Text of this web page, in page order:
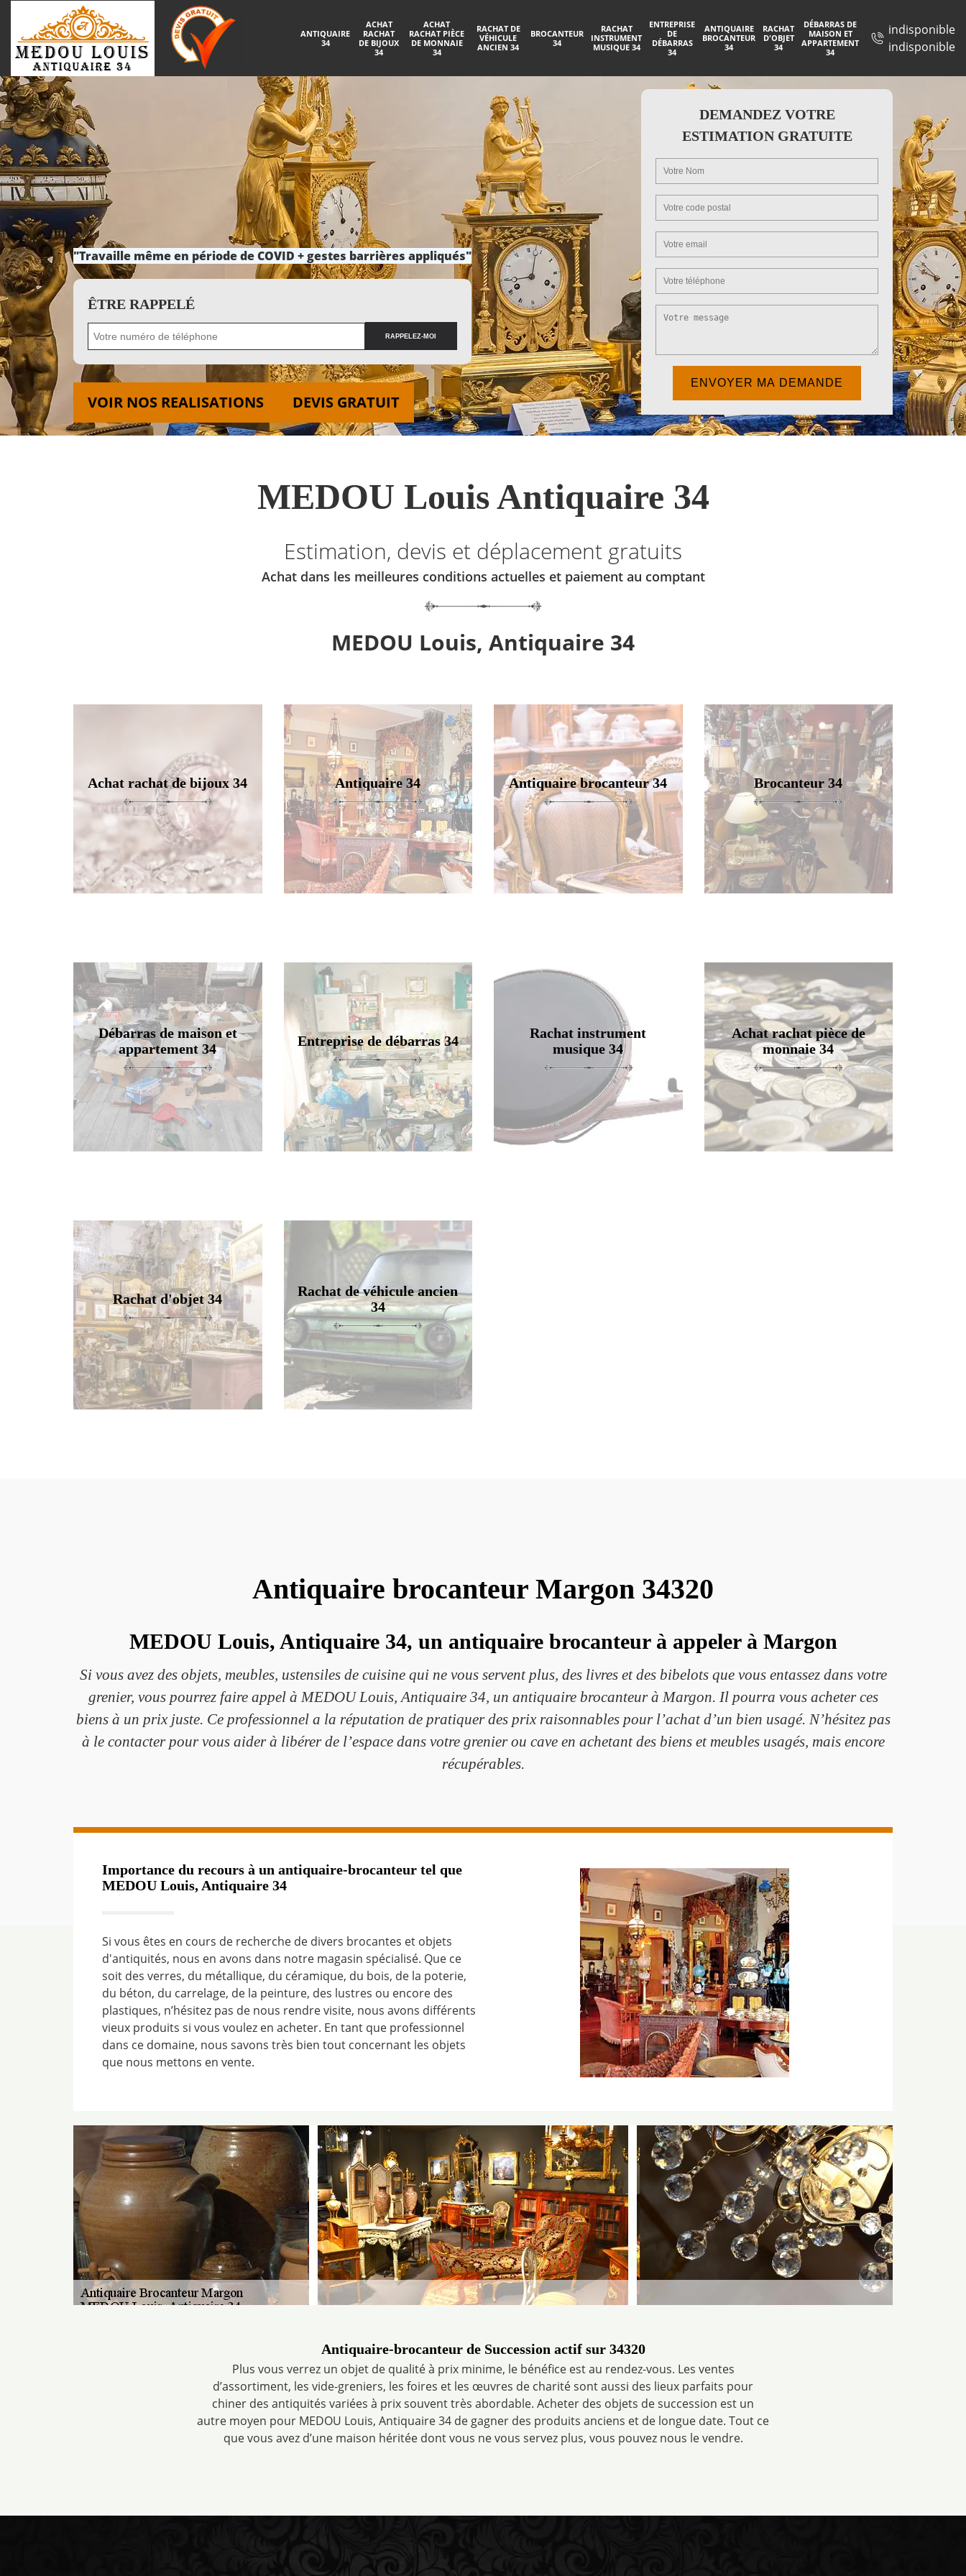
ANTIQUAIRE
34
ACHAT
RACHAT
DE BIJOUX
34
ACHAT
RACHAT PIÈCE
DE MONNAIE
34
RACHAT DE
VÉHICULE
ANCIEN 34
BROCANTEUR
34
RACHAT
INSTRUMENT
MUSIQUE 34
ENTREPRISE
DE
DÉBARRAS
34
ANTIQUAIRE
BROCANTEUR
34
RACHAT
D'OBJET
34
DÉBARRAS DE
MAISON ET
APPARTEMENT
34
indisponible
indisponible
"Travaille même en période de COVID + gestes barrières appliqués"
ÊTRE RAPPELÉ
VOIR NOS REALISATIONS DEVIS GRATUIT
DEMANDEZ VOTRE
ESTIMATION GRATUITE
MEDOU Louis Antiquaire 34
Estimation, devis et déplacement gratuits
Achat dans les meilleures conditions actuelles et paiement au comptant
MEDOU Louis, Antiquaire 34
Achat rachat de bijoux 34 Antiquaire 34 Antiquaire brocanteur 34 Brocanteur 34
Débarras de maison et
appartement 34
Entreprise de débarras 34
Rachat instrument
musique 34
Achat rachat pièce de
monnaie 34
Rachat d'objet 34
Rachat de véhicule ancien
34
Antiquaire brocanteur Margon 34320
MEDOU Louis, Antiquaire 34, un antiquaire brocanteur à appeler à Margon
Si vous avez des objets, meubles, ustensiles de cuisine qui ne vous servent plus, des livres et des bibelots que vous entassez dans votre
grenier, vous pourrez faire appel à MEDOU Louis, Antiquaire 34, un antiquaire brocanteur à Margon. Il pourra vous acheter ces
biens à un prix juste. Ce professionnel a la réputation de pratiquer des prix raisonnables pour l’achat d’un bien usagé. N’hésitez pas
à le contacter pour vous aider à libérer de l’espace dans votre grenier ou cave en achetant des biens et meubles usagés, mais encore
récupérables.
Importance du recours à un antiquaire-brocanteur tel que
MEDOU Louis, Antiquaire 34
Si vous êtes en cours de recherche de divers brocantes et objets
d'antiquités, nous en avons dans notre magasin spécialisé. Que ce
soit des verres, du métallique, du céramique, du bois, de la poterie,
du béton, du carrelage, de la peinture, des lustres ou encore des
plastiques, n’hésitez pas de nous rendre visite, nous avons différents
vieux produits si vous voulez en acheter. En tant que professionnel
dans ce domaine, nous savons très bien tout concernant les objets
que nous mettons en vente.
Antiquaire-brocanteur de Succession actif sur 34320
Plus vous verrez un objet de qualité à prix minime, le bénéfice est au rendez-vous. Les ventes
d’assortiment, les vide-greniers, les foires et les œuvres de charité sont aussi des lieux parfaits pour
chiner des antiquités variées à prix souvent très abordable. Acheter des objets de succession est un
autre moyen pour MEDOU Louis, Antiquaire 34 de gagner des produits anciens et de longue date. Tout ce
que vous avez d’une maison héritée dont vous ne vous servez plus, vous pouvez nous le vendre.